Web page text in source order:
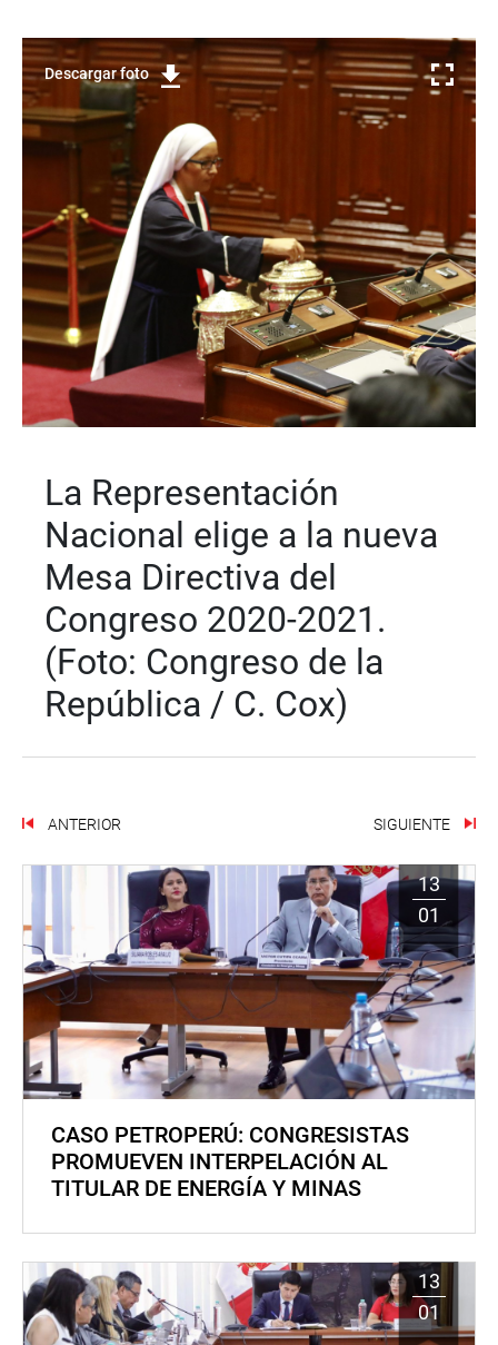
Descargar foto
La Representación
Nacional elige a la nueva
Mesa Directiva del
Congreso 2020-2021.
(Foto: Congreso de la
República / C. Cox)
ANTERIOR SIGUIENTE
13
01
CASO PETROPERÚ: CONGRESISTAS
PROMUEVEN INTERPELACIÓN AL
TITULAR DE ENERGÍA Y MINAS
13
01